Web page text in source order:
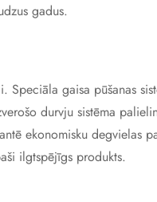
gadus.
gaisa pūšanas
durvju sistēma
ekonomisku degvielas
ilgtspējīgs produkts.